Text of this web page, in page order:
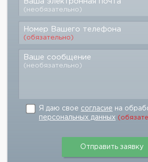
(необязательно)
Номер Вашего телефона
(обязательно)
Ваше сообщение
(необязательно)
Я даю свое согласие на
персональных данных